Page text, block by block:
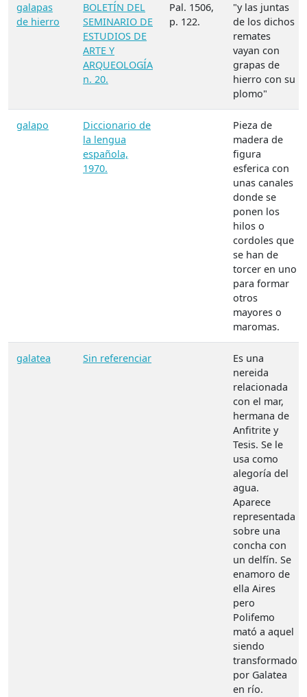
galapas
de hierro
BOLETÍN DEL
SEMINARIO DE
ESTUDIOS DE
ARTE Y
ARQUEOLOGÍA
n. 20.
Pal. 1506,
p. 122.
"y las juntas
de los dichos
remates
vayan con
grapas de
hierro con su
plomo"
galapo
Diccionario de
la lengua
española,
1970.
Pieza de
madera de
figura
esferica con
unas canales
donde se
ponen los
hilos o
cordoles que
se han de
torcer en uno
para formar
otros
mayores o
maromas.
galatea Sin referenciar
Es una
nereida
relacionada
con el mar,
hermana de
Anfitrite y
Tesis. Se le
usa como
alegoría del
agua.
Aparece
representada
sobre una
concha con
un delfín. Se
enamoro de
ella Aires
pero
Polifemo
mató a aquel
siendo
transformado
por Galatea
en río.